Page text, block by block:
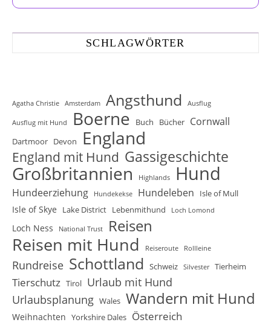
SCHLAGWÖRTER
Agatha Christie Amsterdam Angsthund Ausflug
Ausflug mit Hund Boerne Buch Bücher Cornwall
Dartmoor Devon England
England mit Hund Gassigeschichte
Großbritannien Highlands Hund
Hundeerziehung Hundekekse Hundeleben Isle of Mull
Isle of Skye Lake District Lebenmithund Loch Lomond
Loch Ness National Trust Reisen
Reisen mit Hund Reiseroute Rollleine
Rundreise Schottland Schweiz Silvester Tierheim
Tierschutz Tirol Urlaub mit Hund
Urlaubsplanung Wales Wandern mit Hund
Weihnachten Yorkshire Dales Österreich